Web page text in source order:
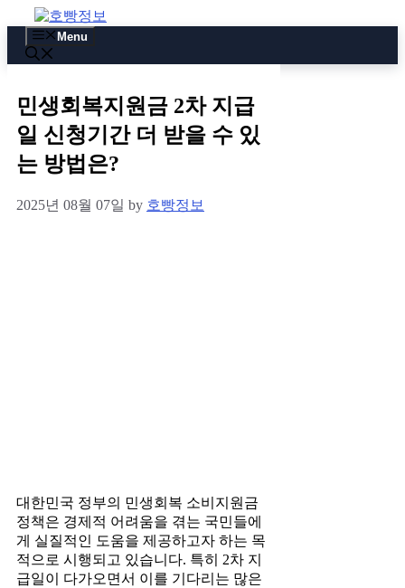
to
content
Menu
민생회복지원금 2차 지급
일 신청기간 더 받을 수 있
는 방법은?
2025년 08월 07일 by 호빵정보
대한민국 정부의 민생회복 소비지원금
정책은 경제적 어려움을 겪는 국민들에
게 실질적인 도움을 제공하고자 하는 목
적으로 시행되고 있습니다. 특히 2차 지
급일이 다가오면서 이를 기다리는 많은